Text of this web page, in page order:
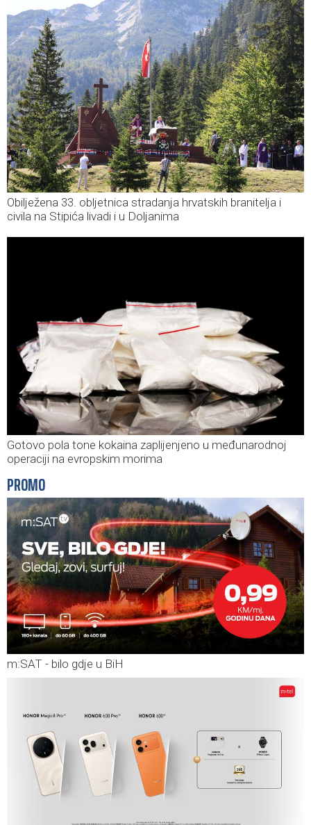
Obilježena 33. obljetnica stradanja hrvatskih branitelja i
civila na Stipića livadi i u Doljanima
Gotovo pola tone kokaina zaplijenjeno u međunarodnoj
operaciji na evropskim morima
PROMO
m:SAT - bilo gdje u BiH